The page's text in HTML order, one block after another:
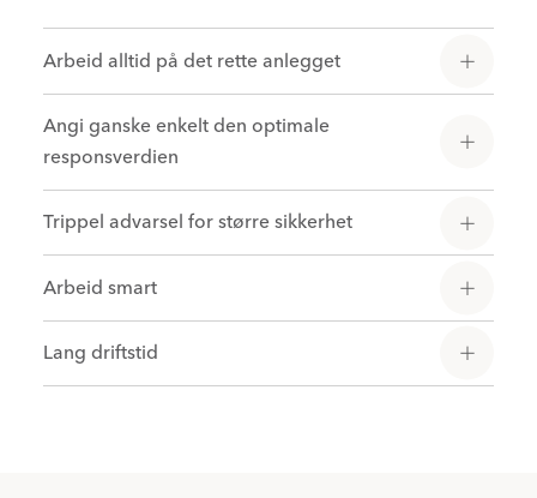
Arbeid alltid på det rette anlegget
Angi ganske enkelt den optimale
responsverdien
Trippel advarsel for større sikkerhet
Arbeid smart
Lang driftstid